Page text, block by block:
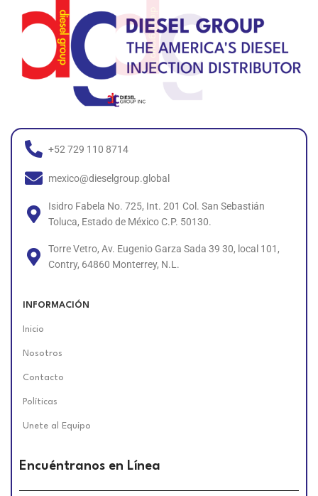
+52 729 110 8714
mexico@dieselgroup.global
Isidro Fabela No. 725, Int. 201 Col. San Sebastián
Toluca, Estado de México C.P. 50130.
Torre Vetro, Av. Eugenio Garza Sada 39 30, local 101,
Contry, 64860 Monterrey, N.L.
INFORMACIÓN
Inicio
Nosotros
Contacto
Políticas
Unete al Equipo
Encuéntranos en Línea